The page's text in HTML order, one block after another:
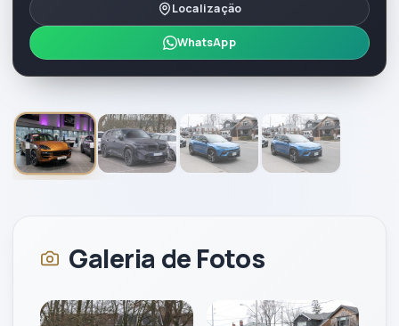
Localização
WhatsApp
2024
Galeria de Fotos